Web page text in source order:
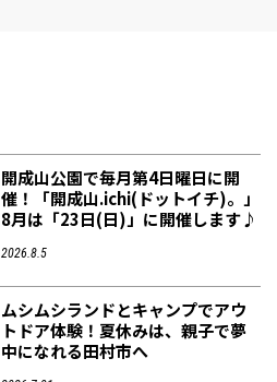
開成山公園で毎月第4日曜日に開
催！「開成山.ichi(ドットイチ)。」
8月は「23日(日)」に開催します♪
2026.8.5
ムシムシランドとキャンプでアウ
トドア体験！夏休みは、親子で夢
中になれる田村市へ